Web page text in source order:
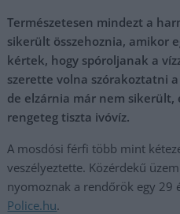
Természetesen mindezt a
sikerült összehoznia, amikor
kértek, hogy spóroljanak a
szerette volna szórakoztatni
de elzárnia már nem sikerült,
rengeteg tiszta ivóvíz.
A mosdósi férfi több mint
veszélyeztette. Közérdekű
nyomoznak a rendőrök egy 29
Police.hu.